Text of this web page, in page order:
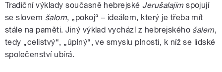
Tradiční výklady současně hebrejské Jerušalajimspojují
se slovem šalom, „pokoj“ – ideálem, který je třeba mít
stále na paměti. Jiný výklad vychází z hebrejského šalem,
tedy „celistvý“, „úplný“, ve smyslu plnosti, k níž se lidské
společenství ubírá.